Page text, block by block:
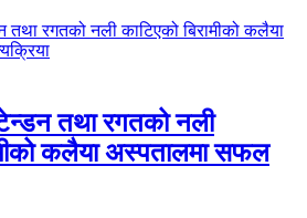
तथा रगतको नली
कलैया अस्पतालमा सफल